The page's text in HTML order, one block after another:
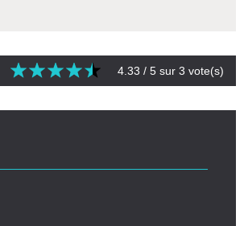
4.33 / 5 sur 3 vote(s)